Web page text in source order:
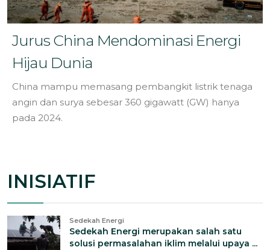
Jurus China Mendominasi Energi
Hijau Dunia
China mampu memasang pembangkit listrik tenaga
angin dan surya sebesar 360 gigawatt (GW) hanya
pada 2024.
INISIATIF
Sedekah Energi
Sedekah Energi merupakan salah satu
solusi permasalahan iklim melalui upaya ...